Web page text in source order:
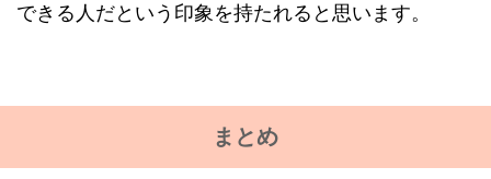
できる人だという印象を持たれると思います。
まとめ